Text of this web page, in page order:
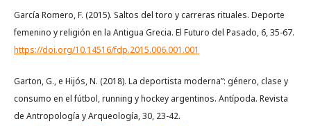
García Romero, F. (2015). Saltos del toro y carreras rituales. Deporte
femenino y religión en la Antigua Grecia. El Futuro del Pasado, 6, 35-67.
https://doi.org/10.14516/fdp.2015.006.001.001
Garton, G., e Hijós, N. (2018). La deportista moderna”: género, clase y
consumo en el fútbol, running y hockey argentinos. Antípoda. Revista
de Antropología y Arqueología, 30, 23-42.